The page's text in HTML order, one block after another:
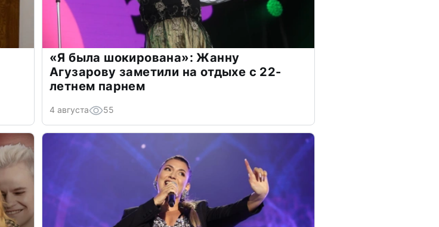
«Я была шокирована»: Жанну
Агузарову заметили на отдыхе с 22-
летнем парнем
4 августа 55